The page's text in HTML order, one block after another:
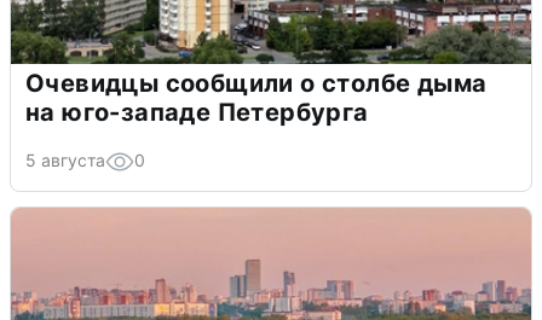
Очевидцы сообщили о столбе дыма
на юго-западе Петербурга
5 августа 0